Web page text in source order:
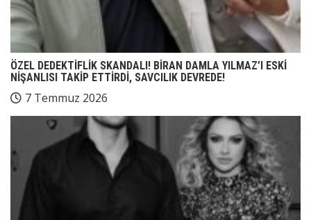
ÖZEL DEDEKTİFLİK SKANDALI! BİRAN DAMLA YILMAZ’I ESKİ
NİŞANLISI TAKİP ETTİRDİ, SAVCILIK DEVREDE!
7 Temmuz 2026